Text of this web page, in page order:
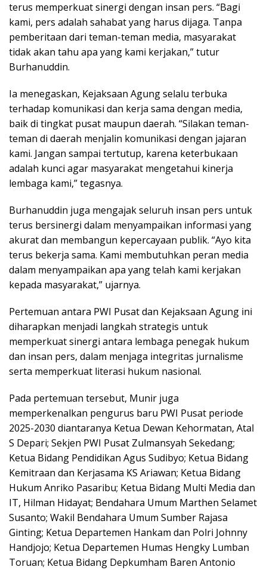
terus memperkuat sinergi dengan insan pers. “Bagi
kami, pers adalah sahabat yang harus dijaga. Tanpa
pemberitaan dari teman-teman media, masyarakat
tidak akan tahu apa yang kami kerjakan,” tutur
Burhanuddin.
Ia menegaskan, Kejaksaan Agung selalu terbuka
terhadap komunikasi dan kerja sama dengan media,
baik di tingkat pusat maupun daerah. “Silakan teman-
teman di daerah menjalin komunikasi dengan jajaran
kami. Jangan sampai tertutup, karena keterbukaan
adalah kunci agar masyarakat mengetahui kinerja
lembaga kami,” tegasnya.
Burhanuddin juga mengajak seluruh insan pers untuk
terus bersinergi dalam menyampaikan informasi yang
akurat dan membangun kepercayaan publik. “Ayo kita
terus bekerja sama. Kami membutuhkan peran media
dalam menyampaikan apa yang telah kami kerjakan
kepada masyarakat,” ujarnya.
Pertemuan antara PWI Pusat dan Kejaksaan Agung ini
diharapkan menjadi langkah strategis untuk
memperkuat sinergi antara lembaga penegak hukum
dan insan pers, dalam menjaga integritas jurnalisme
serta memperkuat literasi hukum nasional.
Pada pertemuan tersebut, Munir juga
memperkenalkan pengurus baru PWI Pusat periode
2025-2030 diantaranya Ketua Dewan Kehormatan, Atal
S Depari; Sekjen PWI Pusat Zulmansyah Sekedang;
Ketua Bidang Pendidikan Agus Sudibyo; Ketua Bidang
Kemitraan dan Kerjasama KS Ariawan; Ketua Bidang
Hukum Anriko Pasaribu; Ketua Bidang Multi Media dan
IT, Hilman Hidayat; Bendahara Umum Marthen Selamet
Susanto; Wakil Bendahara Umum Sumber Rajasa
Ginting; ⁠Ketua Departemen Hankam dan Polri Johnny
Handjojo; Ketua Departemen Humas Hengky Lumban
Toruan; Ketua Bidang Depkumham Baren Antonio